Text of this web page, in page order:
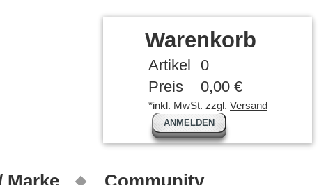
Warenkorb
Artikel 0
Preis
0,00 €
*inkl. MwSt. zzgl. Versand
ANMELDEN
Marke Community